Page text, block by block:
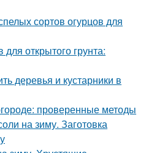
сортов огурцов для
открытого грунта:
деревья и кустарники в
проверенные методы
на зиму. Заготовка